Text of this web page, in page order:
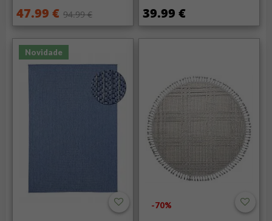
47.99 € 94.99 € 39.99 €
Novidade
-70%